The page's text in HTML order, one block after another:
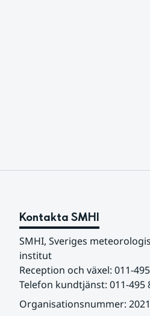
Kontakta SMHI
SMHI, Sveriges
institut
Reception och växel: 011-
Telefon kundtjänst: 011-495
Organisationsnummer: